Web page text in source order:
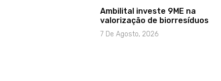
Ambilital investe 9ME na
valorização de biorresíduos
7 De Agosto, 2026